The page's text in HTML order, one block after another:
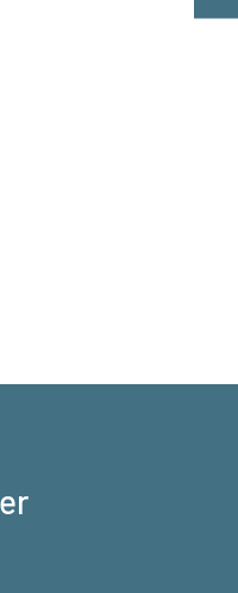
le DELL 5310. J'ai cet